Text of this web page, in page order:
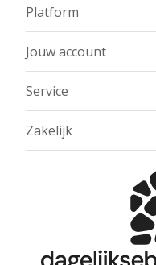
Platform
Jouw account
Service
Zakelijk